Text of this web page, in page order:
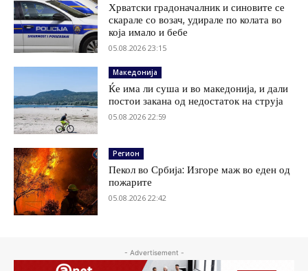
Хрватски градоначалник и синовите се
скарале со возач, удирале по колата во
која имало и бебе
05.08.2026 23:15
Македонија
Ќе има ли суша и во македонија, и дали
постои закана од недостаток на струја
05.08.2026 22:59
Регион
Пекол во Србија: Изгоре маж во еден од
пожарите
05.08.2026 22:42
- Advertisement -